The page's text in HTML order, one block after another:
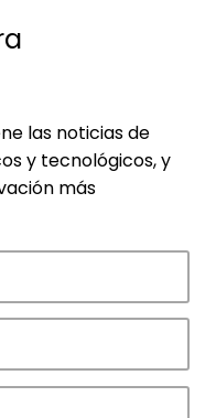
las noticias de
y tecnológicos, y
más